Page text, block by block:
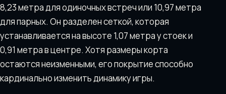
8,23 метра для одиночных встреч или 10,97 метра
для парных. Он разделен сеткой, которая
устанавливается на высоте 1,07 метра у стоек и
0,91 метра в центре. Хотя размеры корта
остаются неизменными, его покрытие способно
кардинально изменить динамику игры.